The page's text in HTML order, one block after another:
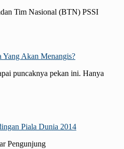
Tim Nasional (BTN) PSSI
Akan Menangis?
puncaknya pekan ini. Hanya
Piala Dunia 2014
Pengunjung